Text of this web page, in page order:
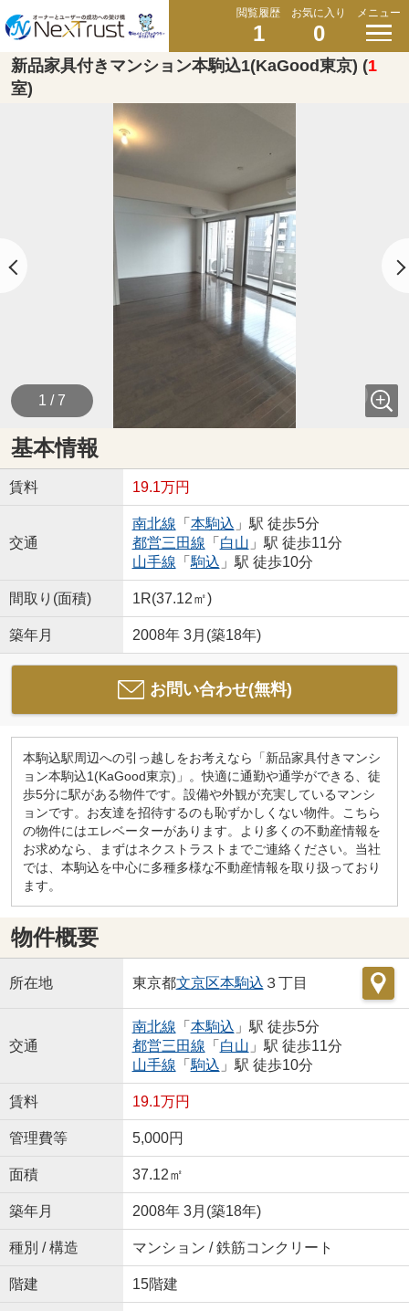
閲覧履歴
1
お気に入り
0
メニュー
新品家具付きマンション本駒込1(KaGood東京) (1
室)
1 / 7
基本情報
賃料 19.1万円
交通
南北線 「 本駒込 」駅 徒歩5分
都営三田線 「 白山 」駅 徒歩11分
山手線 「 駒込 」駅 徒歩10分
間取り(面積) 1R(37.12㎡)
築年月 2008年 3月(築18年)
お問い合わせ(無料)
本駒込駅周辺への引っ越しをお考えなら「新品家具付きマンシ
ョン本駒込1(KaGood東京)」。快適に通勤や通学ができる、徒
歩5分に駅がある物件です。設備や外観が充実しているマンシ
ョンです。お友達を招待するのも恥ずかしくない物件。こちら
の物件にはエレベーターがあります。より多くの不動産情報を
お求めなら、まずはネクストラストまでご連絡ください。当社
では、本駒込を中心に多種多様な不動産情報を取り扱っており
ます。
物件概要
所在地 東京都文京区本駒込 ３丁目
交通
南北線 「 本駒込 」駅 徒歩5分
都営三田線 「 白山 」駅 徒歩11分
山手線 「 駒込 」駅 徒歩10分
賃料 19.1万円
管理費等 5,000円
面積 37.12㎡
築年月 2008年 3月(築18年)
種別 / 構造 マンション / 鉄筋コンクリート
階建 15階建